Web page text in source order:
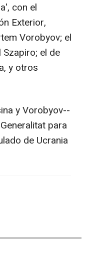
con el
Exterior,
Vorobyov; el
el de
y otros
y Vorobyov--
para
de Ucrania